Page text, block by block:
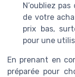
N’oubliez
de votre
prix bas,
pour une
En prenant en
préparée pour